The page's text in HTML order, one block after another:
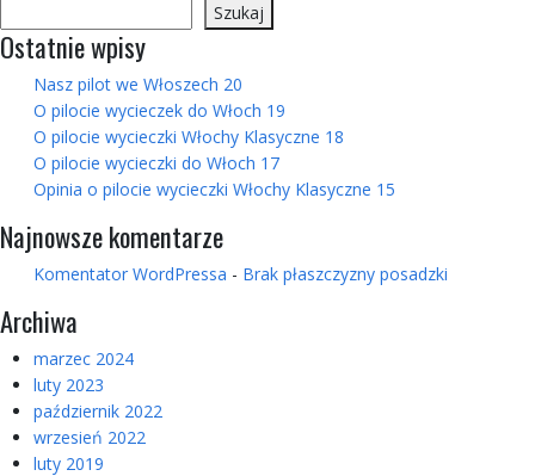
Szukaj
Ostatnie wpisy
Nasz pilot we Włoszech 20
O pilocie wycieczek do Włoch 19
O pilocie wycieczki Włochy Klasyczne 18
O pilocie wycieczki do Włoch 17
Opinia o pilocie wycieczki Włochy Klasyczne 15
Najnowsze komentarze
Komentator WordPressa - Brak płaszczyzny posadzki
Archiwa
marzec 2024
luty 2023
październik 2022
wrzesień 2022
luty 2019